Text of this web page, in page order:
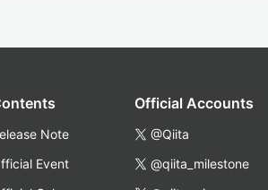
Note
Event
Official Accounts
@Qiita
@qiita_milestone